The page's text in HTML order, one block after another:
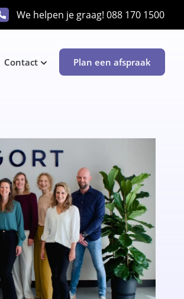
We helpen je graag! 088 170 1500
Contact Plan een afspraak